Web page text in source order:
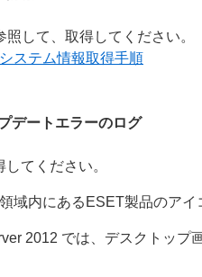
して、取得してください。
ステム情報取得手順
デートエラーのログ
てください。
域内にあるESET製品のア
2012 では、デスクトップ